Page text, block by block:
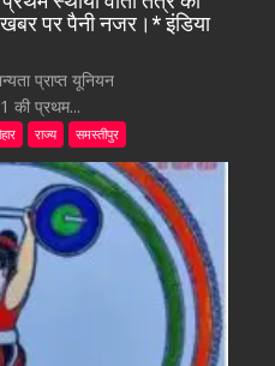
पर पैनी नजर।* इंडिया
प्राप्त यूनियन
की प्रथम...
राज्य समस्तीपुर